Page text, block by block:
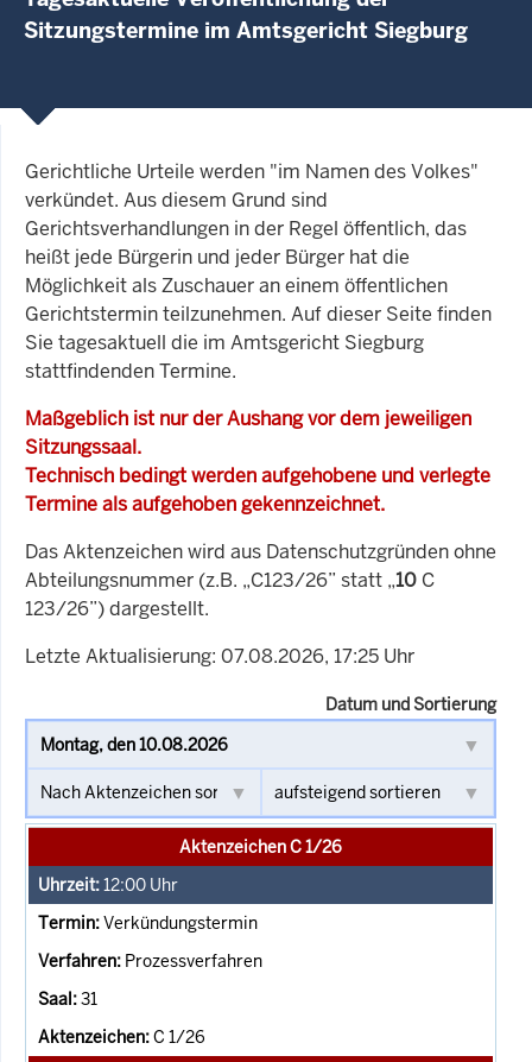
Sitzungstermine im Amtsgericht Siegburg
Gerichtliche Urteile werden "im Namen des Volkes"
verkündet. Aus diesem Grund sind
Gerichtsverhandlungen in der Regel öffentlich, das
heißt jede Bürgerin und jeder Bürger hat die
Möglichkeit als Zuschauer an einem öffentlichen
Gerichtstermin teilzunehmen. Auf dieser Seite finden
Sie tagesaktuell die im Amtsgericht Siegburg
stattfindenden Termine.
Maßgeblich ist nur der Aushang vor dem jeweiligen
Sitzungssaal.
Technisch bedingt werden aufgehobene und verlegte
Termine als aufgehoben gekennzeichnet.
Das Aktenzeichen wird aus Datenschutzgründen ohne
Abteilungsnummer (z.B. „C123/26” statt „10 C
123/26”) dargestellt.
Letzte Aktualisierung: 07.08.2026, 17:25 Uhr
Datum und Sortierung
Aktenzeichen C 1/26
12:00 Uhr
Verkündungstermin
Prozessverfahren
31
C 1/26